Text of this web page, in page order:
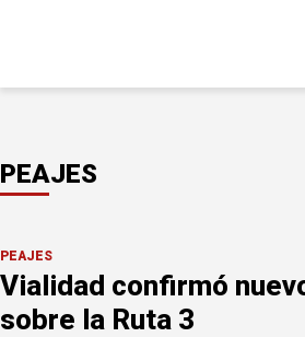
PEAJES
PEAJES
Vialidad confirmó
sobre la Ruta 3